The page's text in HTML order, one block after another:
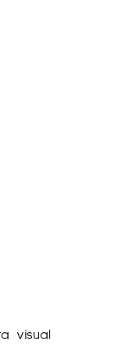
visual